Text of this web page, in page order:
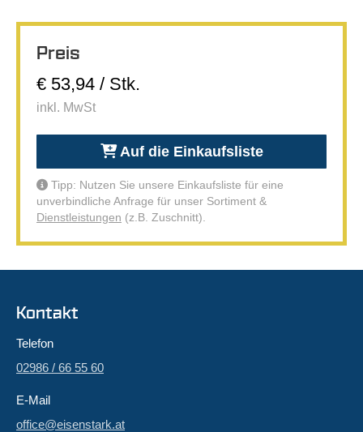
Preis
€ 53,94 / Stk.
inkl. MwSt
Auf die Einkaufsliste
Tipp: Nutzen Sie unsere Einkaufsliste für eine
unverbindliche Anfrage für unser Sortiment &
Dienstleistungen (z.B. Zuschnitt).
Kontakt
Telefon
02986 / 66 55 60
E-Mail
office@eisenstark.at